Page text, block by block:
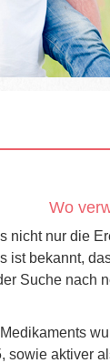
Wo
nicht nur die
ist bekannt,
Suche nach
sowie aktiver